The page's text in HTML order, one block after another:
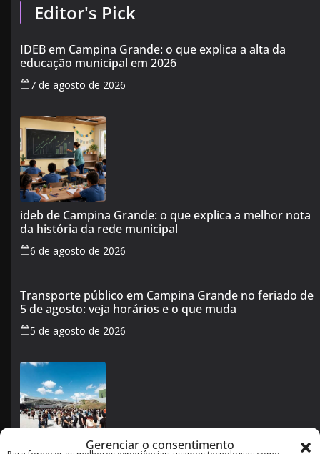
Gerenciar o consentimento
Editor's Pick
IDEB em Campina Grande: o que explica a alta da
educação municipal em 2026
7 de agosto de 2026
ideb de Campina Grande: o que explica a melhor nota
da história da rede municipal
6 de agosto de 2026
Transporte público em Campina Grande no feriado de
5 de agosto: veja horários e o que muda
5 de agosto de 2026